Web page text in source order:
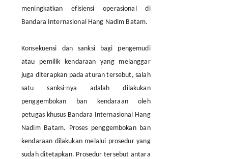
meningkatkan efisiensi operasional di
Bandara Internasional Hang Nadim Batam.
Konsekuensi dan sanksi bagi pengemudi
atau pemilik kendaraan yang melanggar
juga diterapkan pada aturan tersebut, salah
satu sanksi-nya adalah dilakukan
penggembokan ban kendaraan oleh
petugas khusus Bandara Internasional Hang
Nadim Batam. Proses penggembokan ban
kendaraan dilakukan melalui prosedur yang
sudah ditetapkan. Prosedur tersebut antara